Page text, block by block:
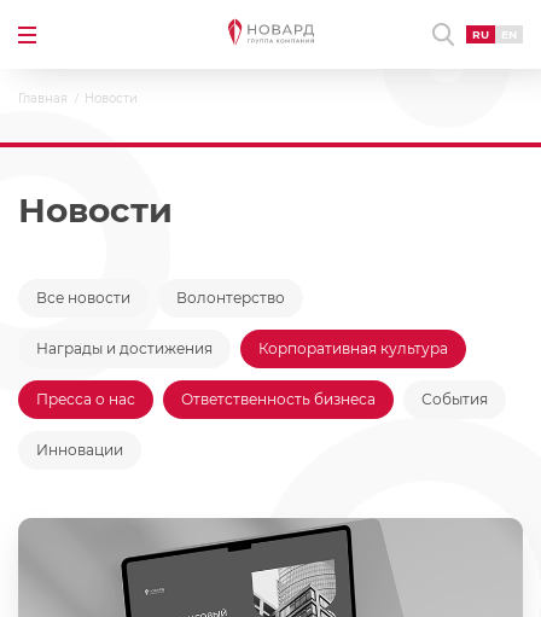
RU EN
Главная Новости
Новости
Все новости Волонтерство
Награды и достижения Корпоративная культура
Пресса о нас Ответственность бизнеса События
Инновации